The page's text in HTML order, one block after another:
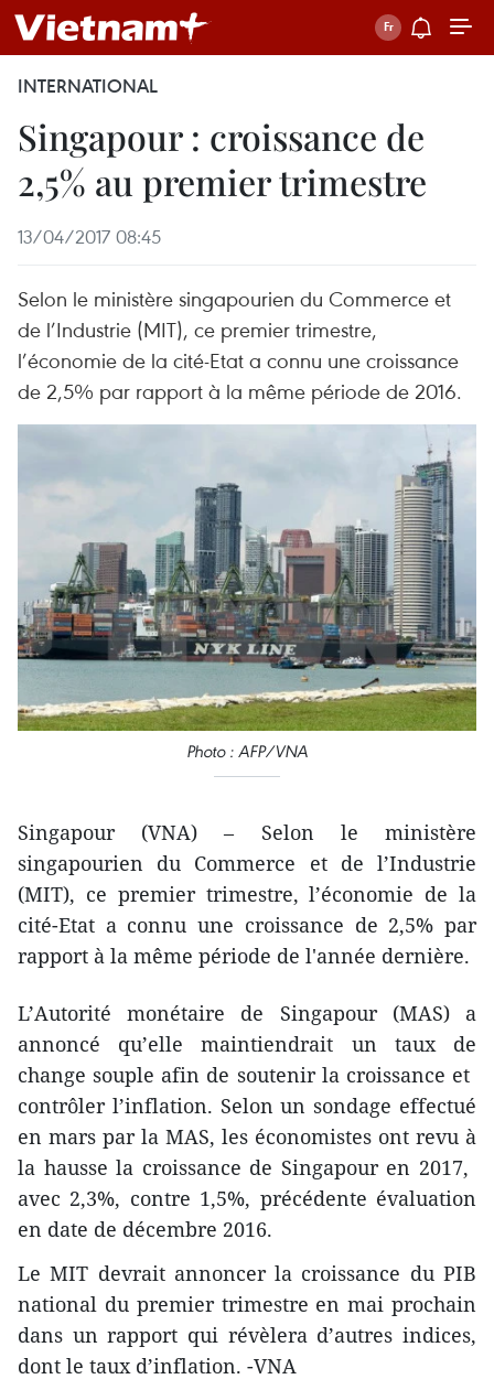
INTERNATIONAL
Singapour : croissance de
2,5% au premier trimestre
13/04/2017 08:45
Selon le ministère singapourien du Commerce et
de l’Industrie (MIT), ce premier trimestre,
l’économie de la cité-Etat a connu une croissance
de 2,5% par rapport à la même période de 2016.
Photo : AFP/VNA
Singapour (VNA) – Selon le ministère
singapourien du Commerce et de l’Industrie
(MIT), ​ce premier trimestre, l’économie de la
cité-Etat a connu une croissance de 2,5% par
rapport à la même période de l'année dernière.
L’Autorité monétaire de Singapour (MAS) a
annoncé qu’elle maintiendrait un taux de
change ​souple ​afin de soutenir la croissance et ​
contrôler l’inflation. Selon un sondage effectué
en mars par la MAS, les économistes ont revu à
la hausse la croissance de Singapour en 2017, ​
avec 2,3%, contre 1,5%, précédente évaluation
en date de décembre 2016.
Le MIT devrait annoncer la croissance du PIB
national du premier trimestre en mai prochain
dans un rapport qui révèlera d’autres indices,
dont le taux d’inflation. -VNA